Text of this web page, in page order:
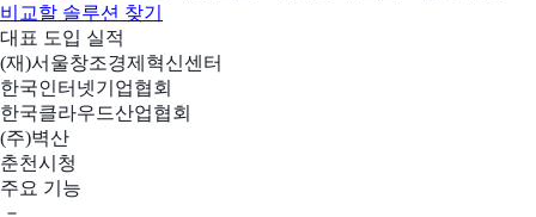
비교할 솔루션 찾기
대표 도입 실적
(재)서울창조경제혁신센터
한국인터넷기업협회
한국클라우드산업협회
(주)벽산
춘천시청
주요 기능